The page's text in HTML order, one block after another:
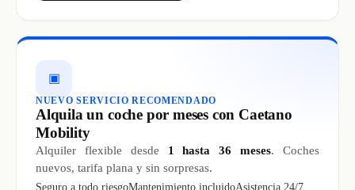
▣
NUEVO SERVICIO RECOMENDADO
Alquila un coche por meses con Caetano
Mobility
Alquiler flexible desde 1 hasta 36 meses. Coches
nuevos, tarifa plana y sin sorpresas.
Seguro a todo riesgoMantenimiento incluidoAsistencia 24/7